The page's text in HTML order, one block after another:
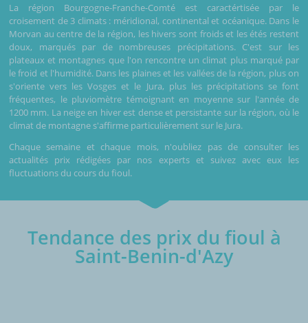
La région Bourgogne-Franche-Comté est caractértisée par le
croisement de 3 climats : méridional, continental et océanique. Dans le
Morvan au centre de la région, les hivers sont froids et les étés restent
doux, marqués par de nombreuses précipitations. C'est sur les
plateaux et montagnes que l'on rencontre un climat plus marqué par
le froid et l'humidité. Dans les plaines et les vallées de la région, plus on
s'oriente vers les Vosges et le Jura, plus les précipitations se font
fréquentes, le pluviomètre témoignant en moyenne sur l'année de
1200 mm. La neige en hiver est dense et persistante sur la région, où le
climat de montagne s'affirme particulièrement sur le Jura.
Chaque semaine et chaque mois, n'oubliez pas de consulter les
actualités prix rédigées par nos experts et suivez avec eux les
fluctuations du cours du fioul.
Tendance des prix du fioul à
Saint-Benin-d'Azy